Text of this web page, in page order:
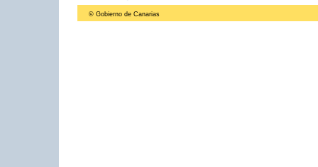
© Gobierno de Canarias